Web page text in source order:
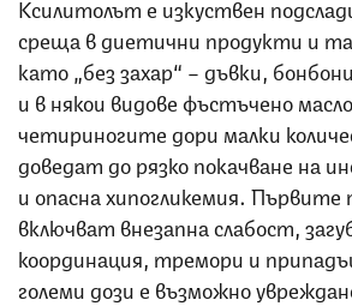
Ксилитолът е изкуствен
среща в диетични продукти и
като „без захар“ – дъвки,
и в някои видове фъстъчено
четириногите дори малки
доведат до рязко покачване на
и опасна хипогликемия. Първите
включват внезапна слабост,
координация, тремори и
големи дози е възможно